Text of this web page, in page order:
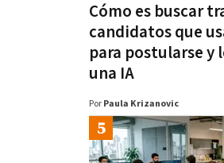
Cómo es buscar
candidatos que
para postularse y
una IA
Por Paula Krizanovic